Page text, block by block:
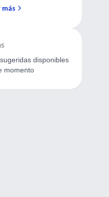
más
disponibles
momento